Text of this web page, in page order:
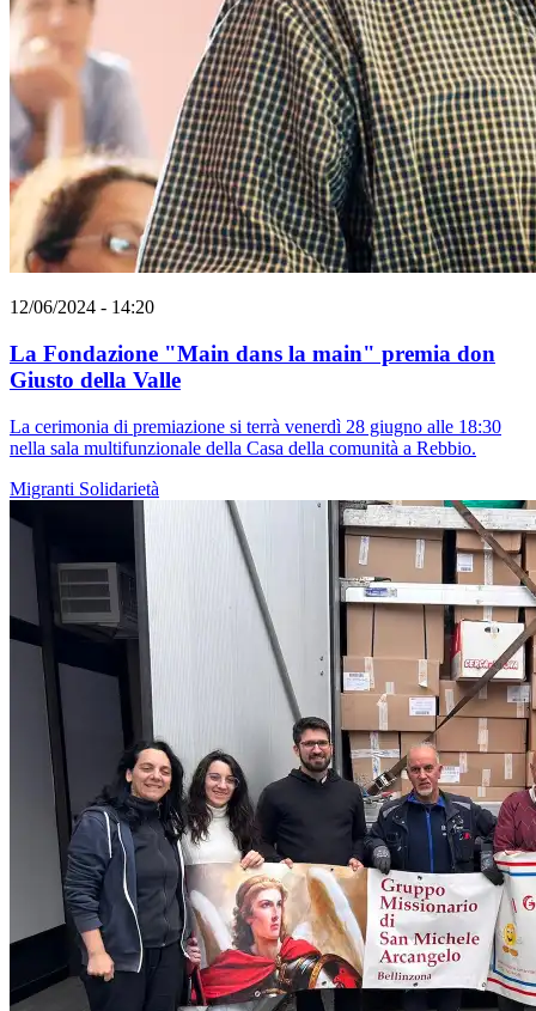
12/06/2024 - 14:20
La Fondazione "Main dans la main" premia don
Giusto della Valle
La cerimonia di premiazione si terrà venerdì 28 giugno alle 18:30
nella sala multifunzionale della Casa della comunità a Rebbio.
Migranti Solidarietà